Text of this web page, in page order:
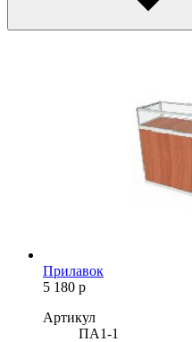
Прилавок
5 180 р
Артикул
ПА1-1